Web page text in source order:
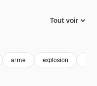
Tout voir
arme explosion